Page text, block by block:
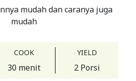
mudah dan caranya juga
mudah
COOK
30 menit
YIELD
2 Porsi